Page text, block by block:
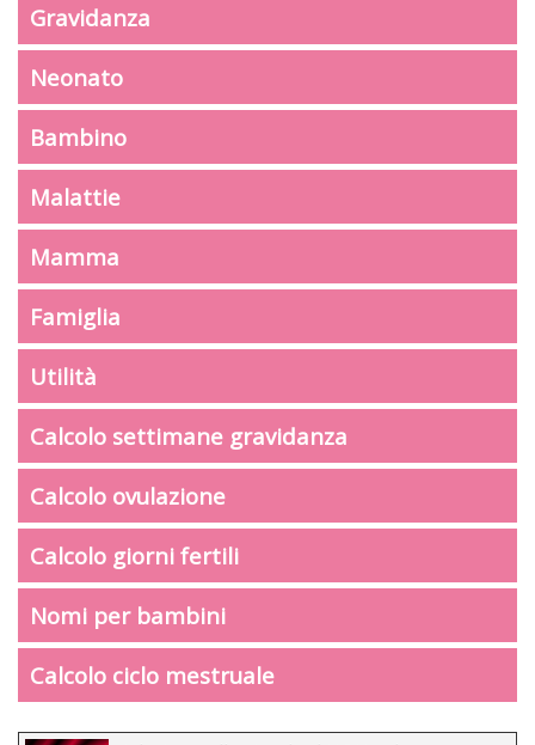
Gravidanza
Neonato
Bambino
Malattie
Mamma
Famiglia
Utilità
Calcolo settimane gravidanza
Calcolo ovulazione
Calcolo giorni fertili
Nomi per bambini
Calcolo ciclo mestruale